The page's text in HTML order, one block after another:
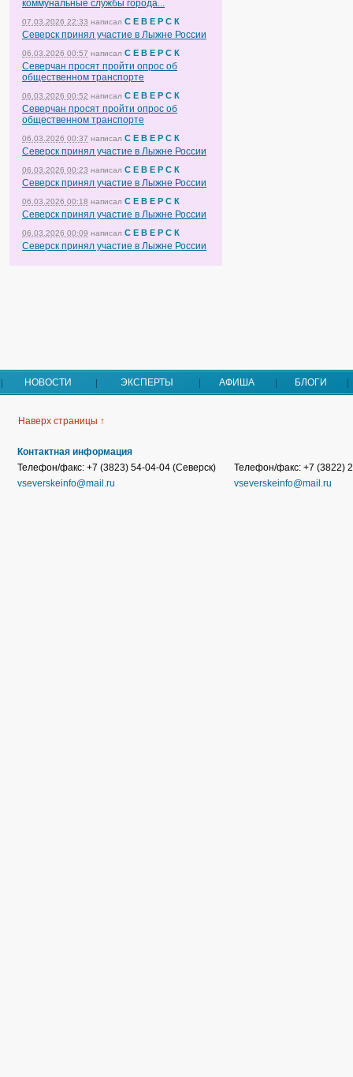
коммунальные службы города...
07.03.2026 22:33 написал С Е В Е Р С К
Северск принял участие в Лыжне России
06.03.2026 00:57 написал С Е В Е Р С К
Северчан просят пройти опрос об
общественном транспорте
06.03.2026 00:52 написал С Е В Е Р С К
Северчан просят пройти опрос об
общественном транспорте
06.03.2026 00:37 написал С Е В Е Р С К
Северск принял участие в Лыжне России
06.03.2026 00:23 написал С Е В Е Р С К
Северск принял участие в Лыжне России
06.03.2026 00:18 написал С Е В Е Р С К
Северск принял участие в Лыжне России
06.03.2026 00:09 написал С Е В Е Р С К
Северск принял участие в Лыжне России
НОВОСТИ ЭКСПЕРТЫ АФИША БЛОГИ
Наверх страницы ↑
Контактная информация
Телефон/факс: +7 (3823) 54-04-04 (Северск)
vseverskeinfo@mail.ru
Телефон/факс: +7 (3822)
vseverskeinfo@mail.ru